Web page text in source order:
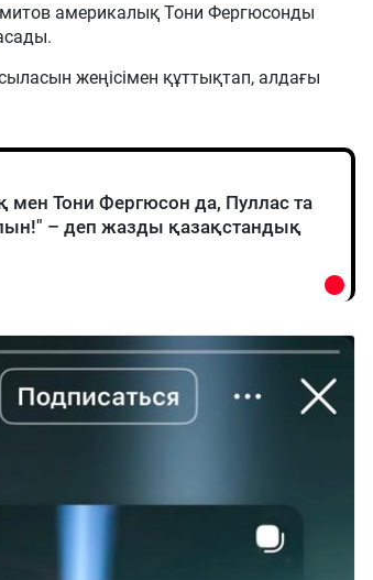
америкалық Тони Фергюсонды
жеңісімен құттықтап, алдағы
Тони Фергюсон да, Пуллас та
– деп жазды қазақстандық